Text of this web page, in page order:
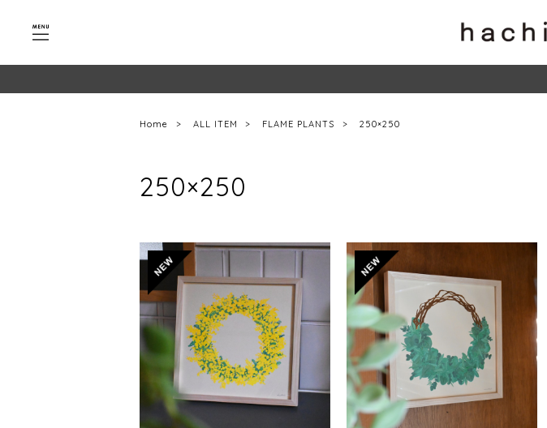
Home ALL ITEM FLAME PLANTS 250×250
250×250